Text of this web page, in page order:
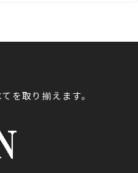
を取り揃えます。